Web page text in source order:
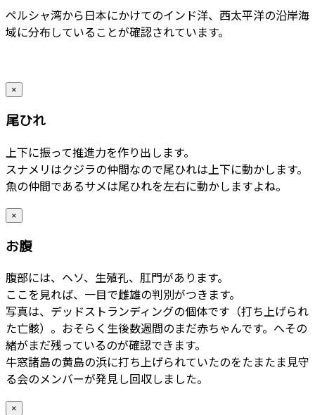
ペルシャ湾から日本にかけてのインド洋、西太平洋の沿岸海
域に分布していることが確認されています。
×
尾ひれ
上下に振って推進力を作り出します。
スナメリはクジラの仲間なので尾ひれは上下に動かします。
魚の仲間であるサメは尾ひれを左右に動かしますよね。
×
お腹
腹部には、ヘソ、生殖孔、肛門があります。
ここを見れば、一目で雌雄の判別がつきます。
写真は、デッドストランディングの個体です（打ち上げられ
た亡骸）。おそらく生後数週間のまだ赤ちゃんです。へその
緒がまだ残っているのが確認できます。
牛窓諸島の黄島の浜に打ち上げられていたのをたまたま見守
る会のメンバーが発見し回収しました。
×